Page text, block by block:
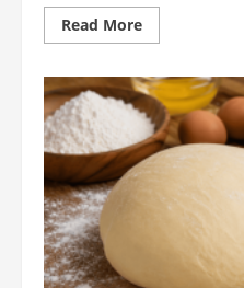
Read MoreRead
more
Menghemat
Solar
Kapal
agar
Biaya
Operasional
Lebih
Efisien